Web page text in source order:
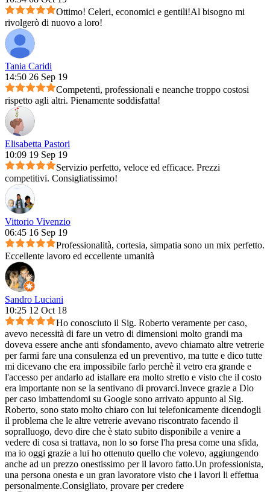
Ottimo! Celeri, economici e gentili!Al bisogno mi
rivolgerò di nuovo a loro!
Tania Caridi
14:50 26 Sep 19
Competenti, professionali e neanche troppo costosi
rispetto agli altri. Pienamente soddisfatta!
Elisabetta Pastori
10:09 19 Sep 19
Servizio perfetto, veloce ed efficace. Prezzi
competitivi. Consigliatissimo!
Vittorio Vivenzio
06:45 16 Sep 19
Professionalità, cortesia, simpatia sono un mix perfetto.
Eccellente lavoro ed eccellente umanità
Sandro Luciani
10:25 12 Oct 18
Ho conosciuto il Sig. Roberto veramente per caso,
avevo necessità di fare un vetro di dimensioni molto grandi ma
doveva essere anche anti sfondamento, avevo chiamato altre vetrerie
per farmi fare una consulenza ed un preventivo, ma tutte e dico tutte
mi dicevano che era impossibile farlo perchè il vetro era grande e
l'accesso per andarlo ad istallare era molto stretto e visto che il costo
era importante non se la sentivano di provarci.Invece grazie a Dio
per caso imbattendomi su Google sono arrivato appunto al Sig.
Roberto, sono stato molto chiaro con lui telefonicamente dicendogli
il problema che le altre vetrerie avevano riscontrato facendo il
sopralluogo, devo dire che è stato subito disponibile a venire a
vedere di cosa si trattava, non lo so forse l'ha presa come una sfida,
ma io oggi grazie a lui ho ottenuto quello che volevo, aggiungendo
anche ad un prezzo onestissimo per il lavoro fatto.Un professionista,
una persona onesta e un gran lavoratore visto che i lavori li effettua
personalmente.Consigliato, provare per credere